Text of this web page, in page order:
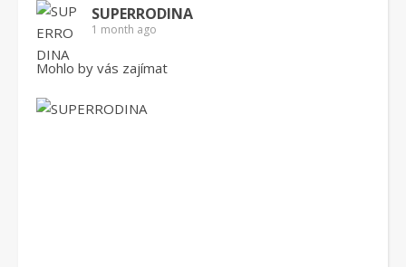
SUPERRODINA
1 month ago
Mohlo by vás zajímat